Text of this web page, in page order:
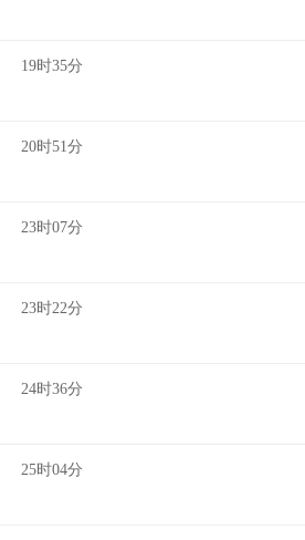
19时35分
20时51分
23时07分
23时22分
24时36分
25时04分